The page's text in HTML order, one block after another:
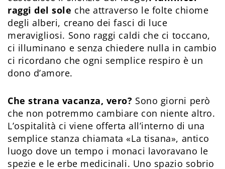
raggi del sole che attraverso le folte chiome
degli alberi, creano dei fasci di luce
meravigliosi. Sono raggi caldi che ci toccano,
ci illuminano e senza chiedere nulla in cambio
ci ricordano che ogni semplice respiro è un
dono d’amore.
Che strana vacanza, vero? Sono giorni però
che non potremmo cambiare con niente altro.
L’ospitalità ci viene offerta all’interno di una
semplice stanza chiamata «La tisana», antico
luogo dove un tempo i monaci lavoravano le
spezie e le erbe medicinali. Uno spazio sobrio